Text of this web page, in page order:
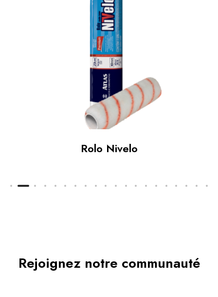
Rolo Nivelo
Rejoignez notre communauté